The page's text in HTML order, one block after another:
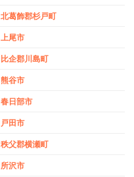
北葛飾郡杉戸町
上尾市
比企郡川島町
熊谷市
春日部市
戸田市
秩父郡横瀬町
所沢市